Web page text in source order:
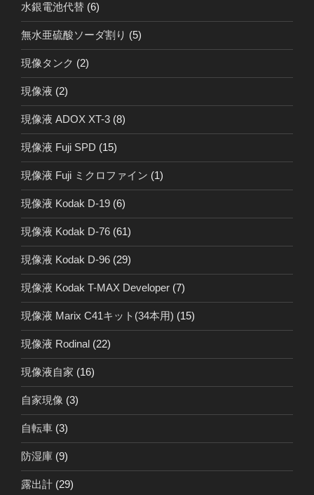
水銀電池代替 (6)
無水亜硫酸ソーダ割り (5)
現像タンク (2)
現像液 (2)
現像液 ADOX XT-3 (8)
現像液 Fuji SPD (15)
現像液 Fuji ミクロファイン (1)
現像液 Kodak D-19 (6)
現像液 Kodak D-76 (61)
現像液 Kodak D-96 (29)
現像液 Kodak T-MAX Developer (7)
現像液 Marix C41キット(34本用) (15)
現像液 Rodinal (22)
現像液自家 (16)
自家現像 (3)
自転車 (3)
防湿庫 (9)
露出計 (29)